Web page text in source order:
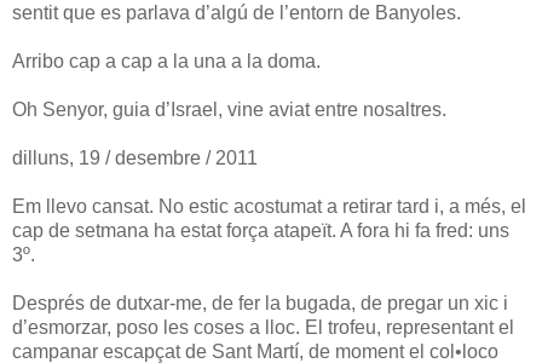
sentit que es parlava d’algú de l’entorn de Banyoles.
Arribo cap a cap a la una a la doma.
Oh Senyor, guia d’Israel, vine aviat entre nosaltres.
dilluns, 19 / desembre / 2011
Em llevo cansat. No estic acostumat a retirar tard i, a més, el
cap de setmana ha estat força atapeït. A fora hi fa fred: uns
3º.
Després de dutxar-me, de fer la bugada, de pregar un xic i
d’esmorzar, poso les coses a lloc. El trofeu, representant el
campanar escapçat de Sant Martí, de moment el col•loco